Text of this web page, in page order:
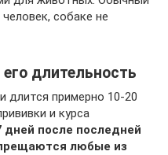
собаке не
длительность
длится примерно 10-20
и курса
после последней
любые из